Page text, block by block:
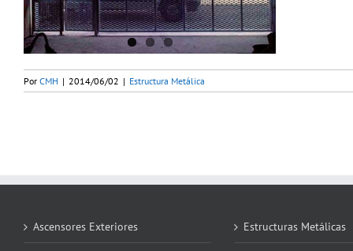
Por CMH | 2014/06/02 | Estructura Metálica
Ascensores Exteriores Estructuras Metálicas